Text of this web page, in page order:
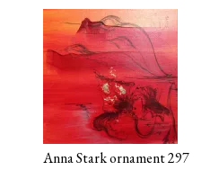
Anna Stark ornament 297